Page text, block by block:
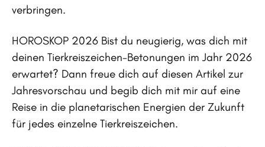
verbringen.
HOROSKOP 2026 Bist du neugierig, was dich mit
deinen Tierkreiszeichen-Betonungen im Jahr 2026
erwartet? Dann freue dich auf diesen Artikel zur
Jahresvorschau und begib dich mit mir auf eine
Reise in die planetarischen Energien der Zukunft
für jedes einzelne Tierkreiszeichen.